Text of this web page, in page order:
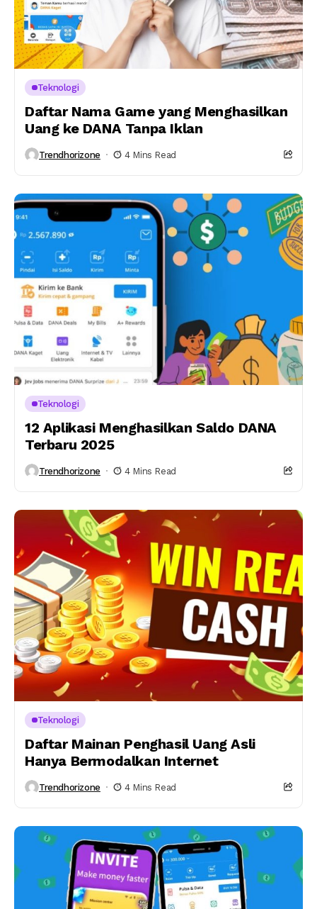
Teknologi
Daftar Nama Game yang Menghasilkan
Uang ke DANA Tanpa Iklan
Trendhorizone 4 Mins Read
Teknologi
12 Aplikasi Menghasilkan Saldo DANA
Terbaru 2025
Trendhorizone 4 Mins Read
Teknologi
Daftar Mainan Penghasil Uang Asli
Hanya Bermodalkan Internet
Trendhorizone 4 Mins Read